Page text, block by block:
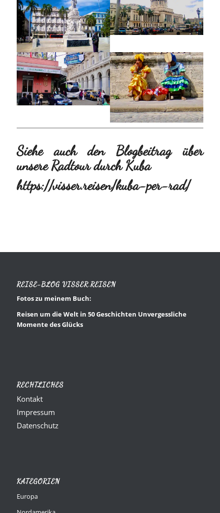
Siehe auch den Blogbeitrag über
unsere Radtour durch Kuba
https://visser.reisen/kuba-per-rad/
REISE-BLOG VISSER.REISEN
Fotos zu meinem Buch:
Reisen um die Welt in 50 Geschichten Unvergessliche
Momente des Glücks
RECHTLICHES
Kontakt
Impressum
Datenschutz
KATEGORIEN
Europa